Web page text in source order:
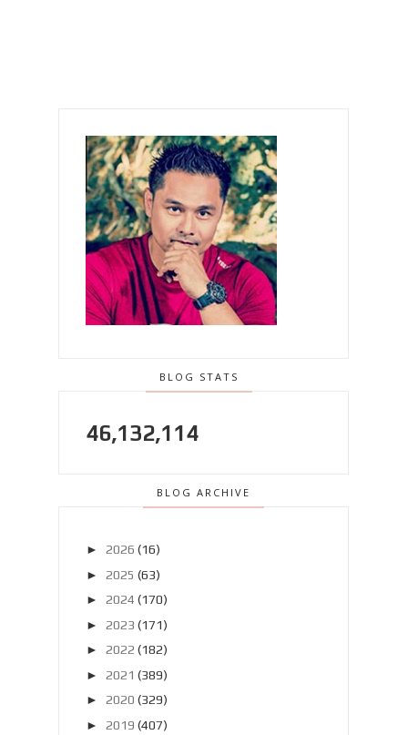
BLOG STATS
46,132,114
BLOG ARCHIVE
► 2026 (16)
► 2025 (63)
► 2024 (170)
► 2023 (171)
► 2022 (182)
► 2021 (389)
► 2020 (329)
► 2019 (407)